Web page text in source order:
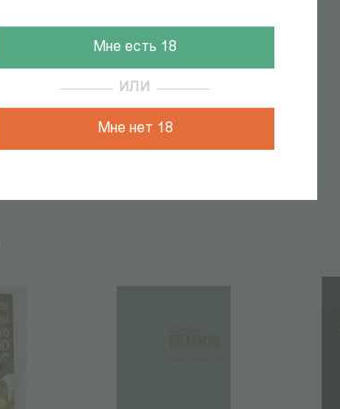
Мне есть 18
ИЛИ
Мне нет 18